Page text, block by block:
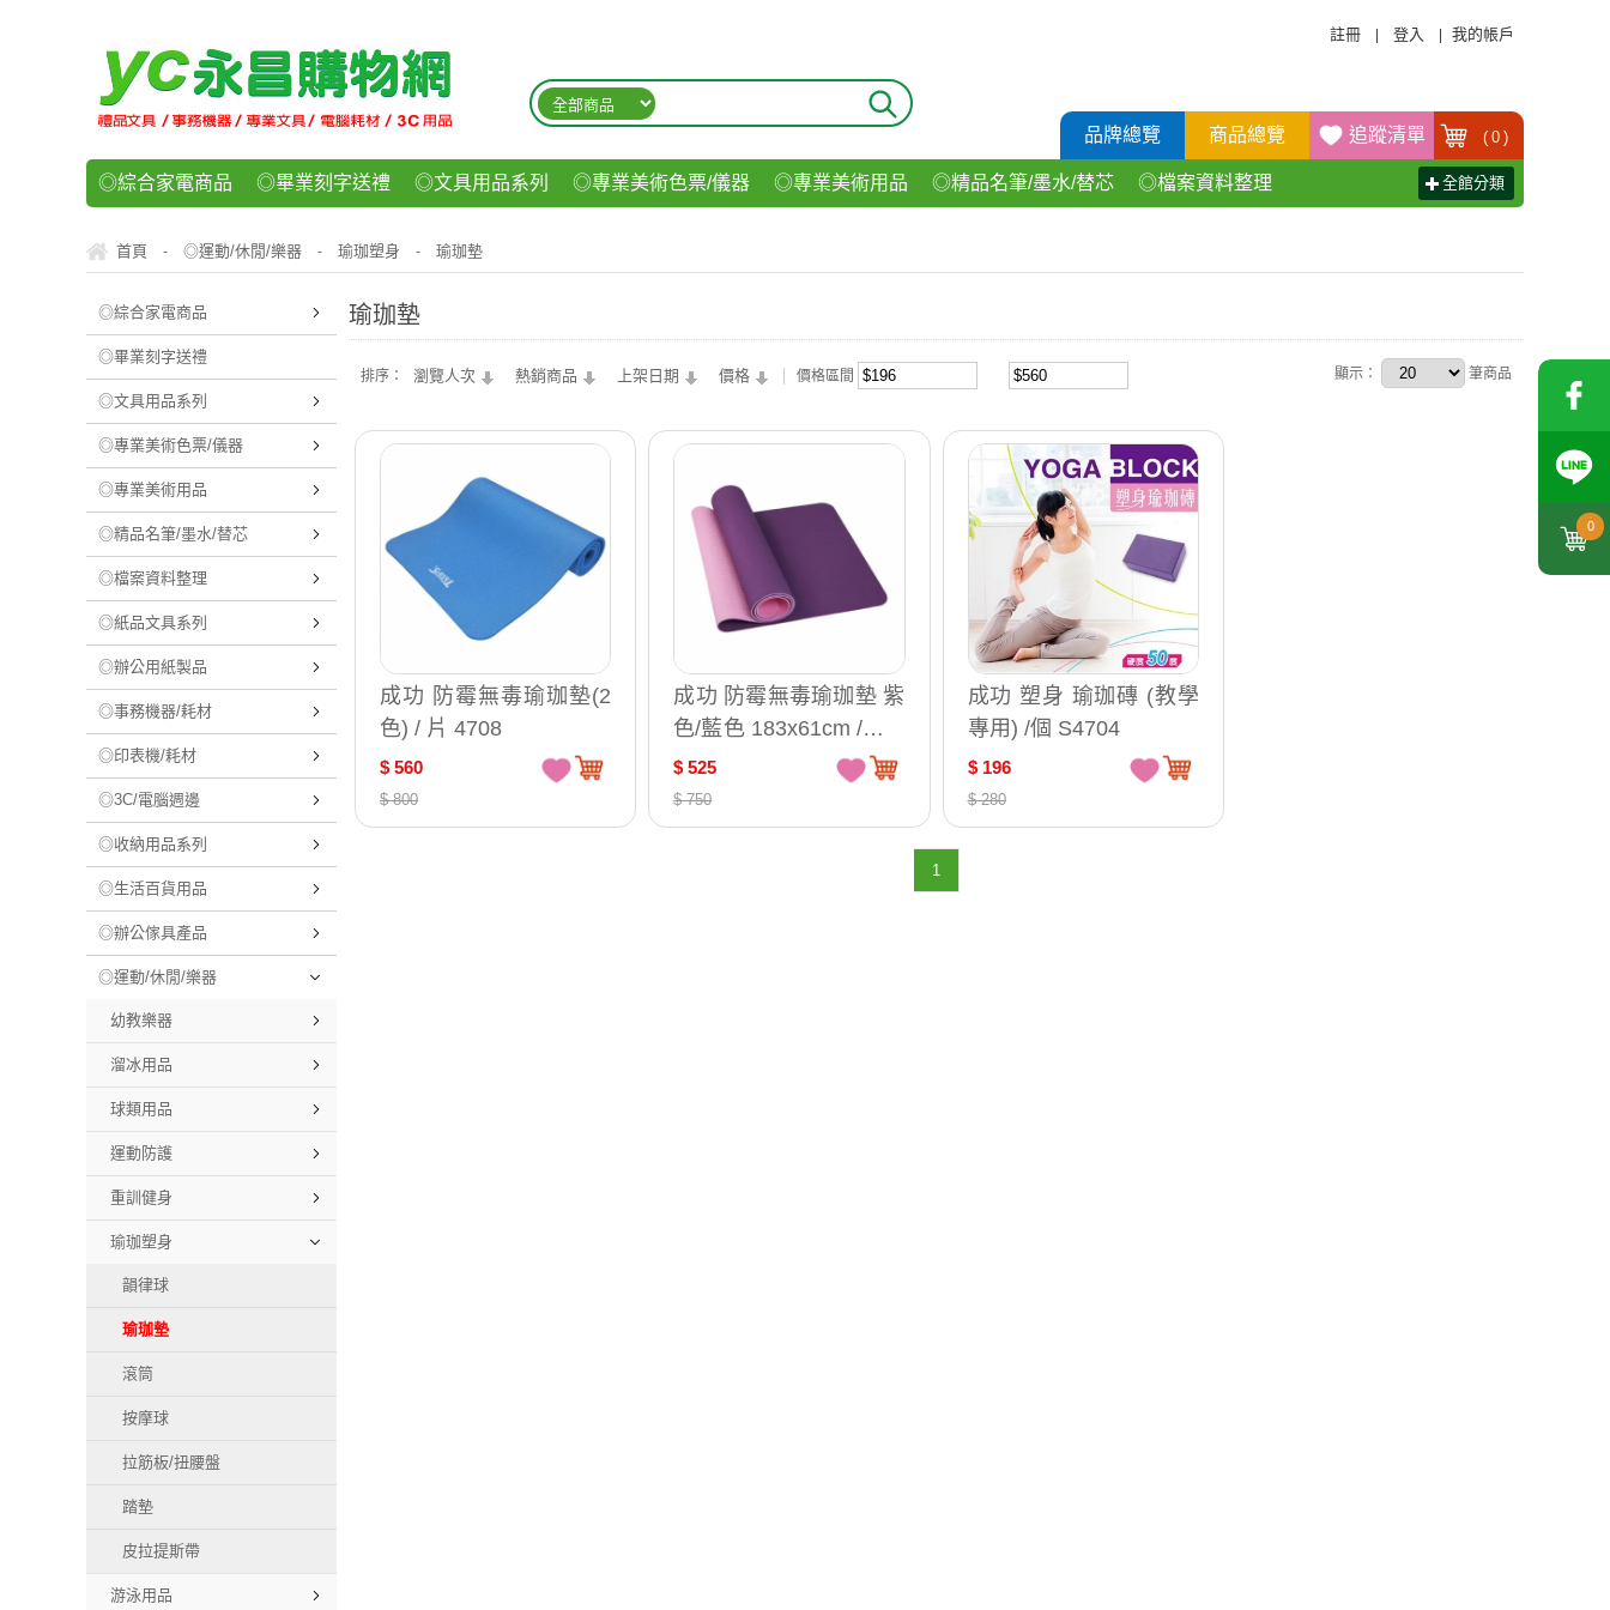
0
註冊 登入 我的帳戶
品牌總覽 商品總覽 追蹤清單 ( 0 )
◎綜合家電商品 ◎畢業刻字送禮 ◎文具用品系列 ◎專業美術色票/儀器 ◎專業美術用品 ◎精品名筆/墨水/替芯 ◎檔案資料整理
◎運動/休閒/樂器 ◎客製化禮贈品 ◎食品/零食/飲料
全館分類
首頁 - ◎運動/休閒/樂器 - 瑜珈塑身 - 瑜珈墊
◎綜合家電商品
◎畢業刻字送禮
◎文具用品系列
◎專業美術色票/儀器
◎專業美術用品
◎精品名筆/墨水/替芯
◎檔案資料整理
◎紙品文具系列
◎辦公用紙製品
◎事務機器/耗材
◎印表機/耗材
◎3C/電腦週邊
◎收納用品系列
◎生活百貨用品
◎辦公傢具產品
◎運動/休閒/樂器
幼教樂器
溜冰用品
球類用品
運動防護
重訓健身
瑜珈塑身
韻律球
瑜珈墊
滾筒
按摩球
拉筋板/扭腰盤
踏墊
皮拉提斯帶
游泳用品
瑜珈墊
排序： 瀏覽人次 熱銷商品 上架日期 價格 價格區間 顯示： 筆商品
成功 防霉無毒瑜珈墊(2
色) / 片 4708
$ 560
$ 800
成功 防霉無毒瑜珈墊 紫
色/藍色 183x61cm /片 S
4690
$ 525
$ 750
成功 塑身 瑜珈磚 (教學
專用) /個 S4704
$ 196
$ 280
1